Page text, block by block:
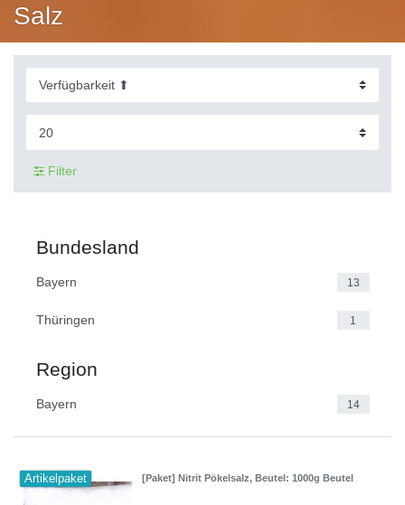
Salz
Filter
Bundesland
Bayern 13
Thüringen 1
Region
Bayern 14
Artikelpaket [Paket] Nitrit Pökelsalz, Beutel: 1000g Beutel